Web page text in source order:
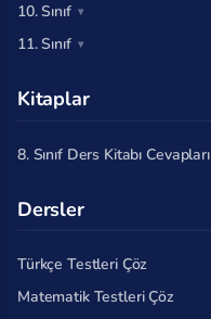
10. Sınıf
11. Sınıf
Kitaplar
8. Sınıf Ders Kitabı Cevapları
Dersler
Türkçe Testleri Çöz
Matematik Testleri Çöz